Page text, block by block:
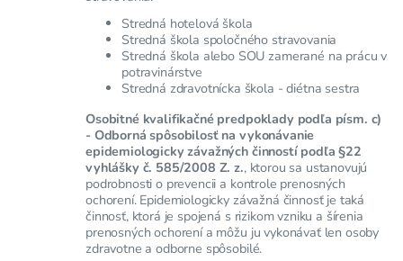
Stredná hotelová škola
Stredná škola spoločného stravovania
Stredná škola alebo SOU zamerané na prácu v
potravinárstve
Stredná zdravotnícka škola - diétna sestra
Osobitné kvalifikačné predpoklady podľa písm. c)
- Odborná spôsobilosť na vykonávanie
epidemiologicky závažných činností podľa §22
vyhlášky č. 585/2008 Z. z., ktorou sa ustanovujú
podrobnosti o prevencii a kontrole prenosných
ochorení. Epidemiologicky závažná činnosť je taká
činnosť, ktorá je spojená s rizikom vzniku a šírenia
prenosných ochorení a môžu ju vykonávať len osoby
zdravotne a odborne spôsobilé.